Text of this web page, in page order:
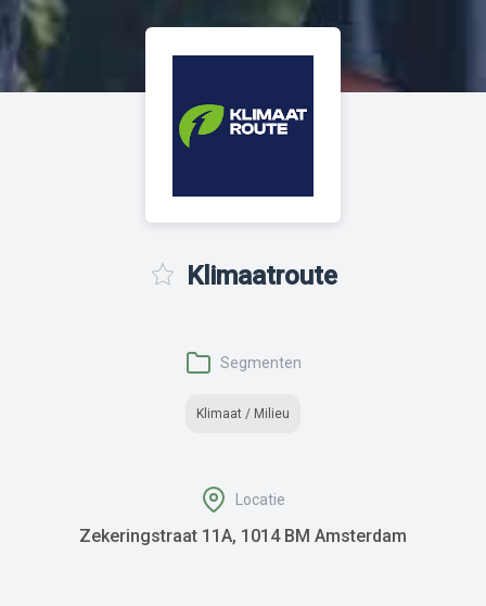
Klimaatroute
Segmenten
Klimaat / Milieu
Locatie
Zekeringstraat 11A, 1014 BM Amsterdam